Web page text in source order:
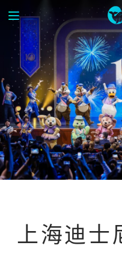
上海迪士